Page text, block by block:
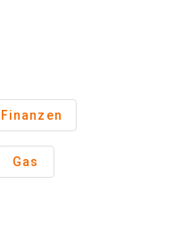
Finanzen
Gas